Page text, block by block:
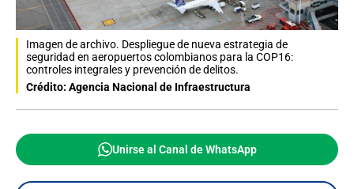
Imagen de archivo. Despliegue de nueva estrategia de
seguridad en aeropuertos colombianos para la COP16:
controles integrales y prevención de delitos.
Crédito: Agencia Nacional de Infraestructura
Unirse al Canal de WhatsApp